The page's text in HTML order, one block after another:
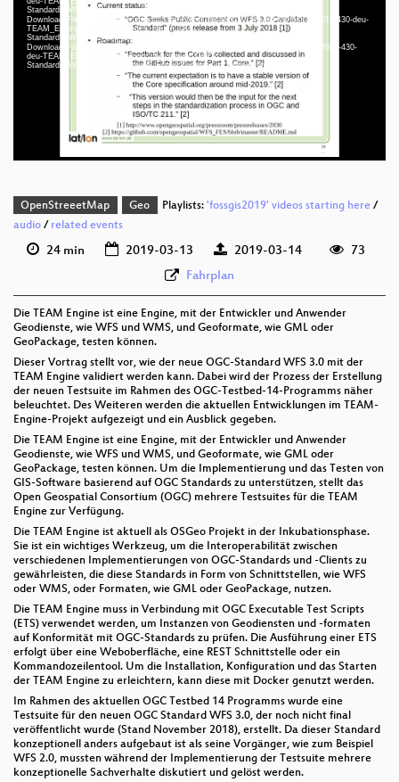
Standards_WFS_30_und_aktuelle_Entwicklungen_im_Projekt_webm-hd.webm
Download File: https://cdn.media.ccc.de/events/fossgis/2019/h264-sd/fossgis2019-430-deu-
TEAM_Engine_-_Validierung_des_neuen_OGC-
Standards_WFS_30_und_aktuelle_Entwicklungen_im_Projekt_sd.mp4
Download File: https://cdn.media.ccc.de/events/fossgis/2019/webm-sd/fossgis2019-430-
deu-TEAM_Engine_-_Validierung_des_neuen_OGC-
Standards_WFS_30_und_aktuelle_Entwicklungen_im_Projekt_webm-sd.webm
deu 1080p (mp4)
deu 1080p (webm)
deu 576p (mp4)
deu 576p (webm)
OpenStreeetMap Geo Playlists: 'fossgis2019' videos starting here/
audio / related events
24 min 2019-03-13 2019-03-14
73
Fahrplan
Die TEAM Engine ist eine Engine, mit der Entwickler und Anwender
Geodienste, wie WFS und WMS, und Geoformate, wie GML oder
GeoPackage, testen können.
Dieser Vortrag stellt vor, wie der neue OGC-Standard WFS 3.0 mit der
TEAM Engine validiert werden kann. Dabei wird der Prozess der Erstellung
der neuen Testsuite im Rahmen des OGC-Testbed-14-Programms näher
beleuchtet. Des Weiteren werden die aktuellen Entwicklungen im TEAM-
Engine-Projekt aufgezeigt und ein Ausblick gegeben.
Die TEAM Engine ist eine Engine, mit der Entwickler und Anwender
Geodienste, wie WFS und WMS, und Geoformate, wie GML oder
GeoPackage, testen können. Um die Implementierung und das Testen von
GIS-Software basierend auf OGC Standards zu unterstützen, stellt das
Open Geospatial Consortium (OGC) mehrere Testsuites für die TEAM
Engine zur Verfügung.
Die TEAM Engine ist aktuell als OSGeo Projekt in der Inkubationsphase.
Sie ist ein wichtiges Werkzeug, um die Interoperabilität zwischen
verschiedenen Implementierungen von OGC-Standards und -Clients zu
gewährleisten, die diese Standards in Form von Schnittstellen, wie WFS
oder WMS, oder Formaten, wie GML oder GeoPackage, nutzen.
Die TEAM Engine muss in Verbindung mit OGC Executable Test Scripts
(ETS) verwendet werden, um Instanzen von Geodiensten und -formaten
auf Konformität mit OGC-Standards zu prüfen. Die Ausführung einer ETS
erfolgt über eine Weboberfläche, eine REST Schnittstelle oder ein
Kommandozeilentool. Um die Installation, Konfiguration und das Starten
der TEAM Engine zu erleichtern, kann diese mit Docker genutzt werden.
Im Rahmen des aktuellen OGC Testbed 14 Programms wurde eine
Testsuite für den neuen OGC Standard WFS 3.0, der noch nicht final
veröffentlicht wurde (Stand November 2018), erstellt. Da dieser Standard
konzeptionell anders aufgebaut ist als seine Vorgänger, wie zum Beispiel
WFS 2.0, mussten während der Implementierung der Testsuite mehrere
konzeptionelle Sachverhalte diskutiert und gelöst werden.